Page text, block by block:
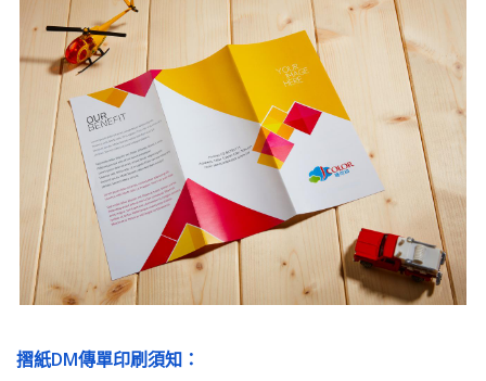
摺紙DM傳單印刷須知：